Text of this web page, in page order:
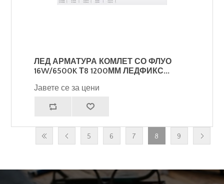
ЛЕД АРМАТУРА КОМЛЕТ СО ФЛУО
16W/6500K Т8 1200ММ ЛЕДФИКС...
Јавете се за цени
5 6 7 8 9